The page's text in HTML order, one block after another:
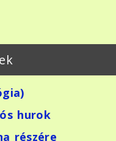
hurok
részére